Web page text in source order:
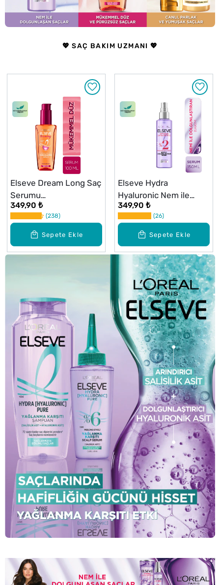
💖 SAÇ BAKIM UZMANI 💖
Sepete Ekle
Elseve Dream Long Saç
Serumu
Pürüzsüzleştirici 100 ml
349,90 ₺
238
Sepete Ekle
Elseve Hydra
Hyaluronic Nem ile
Dolgunlaştıran Serum
150 ml
349,90 ₺
26